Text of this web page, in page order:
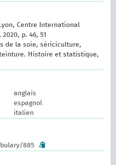
Centre International
p. 46, 51
de la soie, sériciculture,
Histoire et statistique,
anglais
espagnol
italien
885